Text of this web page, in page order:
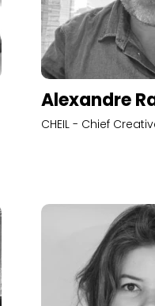
Alexandre
CHEIL - Chief